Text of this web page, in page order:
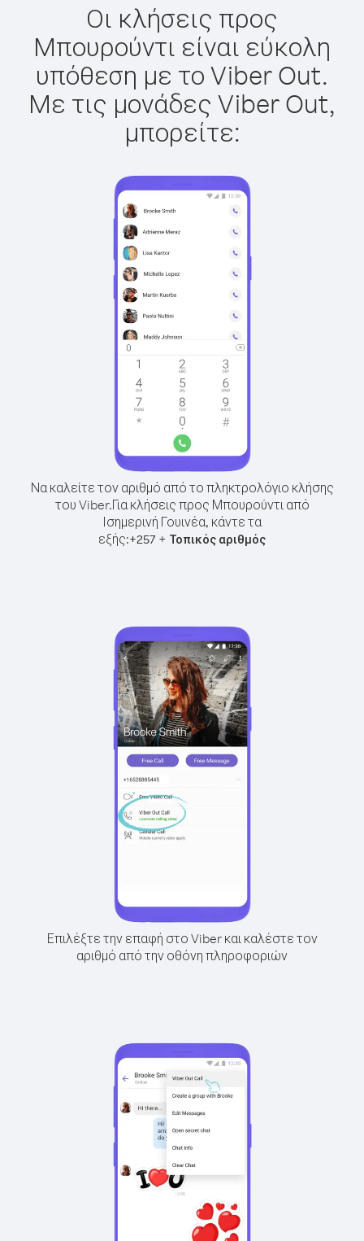
Οι κλήσεις προς
Μπουρούντι είναι εύκολη
υπόθεση με το Viber Out.
Με τις μονάδες Viber Out,
μπορείτε:
Να καλείτε τον αριθμό από το πληκτρολόγιο κλήσης
του Viber.Για κλήσεις προς Μπουρούντι από
Ισημερινή Γουινέα, κάντε τα
εξής:+257 + Τοπικός αριθμός
Επιλέξτε την επαφή στο Viber και καλέστε τον
αριθμό από την οθόνη πληροφοριών